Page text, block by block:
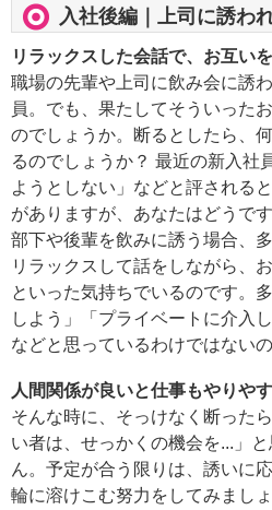
入社後編｜上司に誘
リラックスした会話で、お互い
職場の先輩や上司に飲み会に誘
員。でも、果たしてそういった
のでしょうか。断るとしたら、
るのでしょうか？ 最近の新入社
ようとしない」などと評される
がありますが、あなたはどうで
部下や後輩を飲みに誘う場合、
リラックスして話をしながら、
といった気持ちでいるのです。
しよう」「プライベートに介入
などと思っているわけではないの
人間関係が良いと仕事もやりや
そんな時に、そっけなく断った
い者は、せっかくの機会を...」
ん。予定が合う限りは、誘いに
輪に溶けこむ努力をしてみまし